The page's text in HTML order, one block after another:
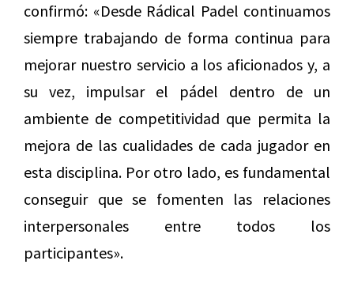
confirmó: «Desde Rádical Padel continuamos
siempre trabajando de forma continua para
mejorar nuestro servicio a los aficionados y, a
su vez, impulsar el pádel dentro de un
ambiente de competitividad que permita la
mejora de las cualidades de cada jugador en
esta disciplina. Por otro lado, es fundamental
conseguir que se fomenten las relaciones
interpersonales entre todos los
participantes».